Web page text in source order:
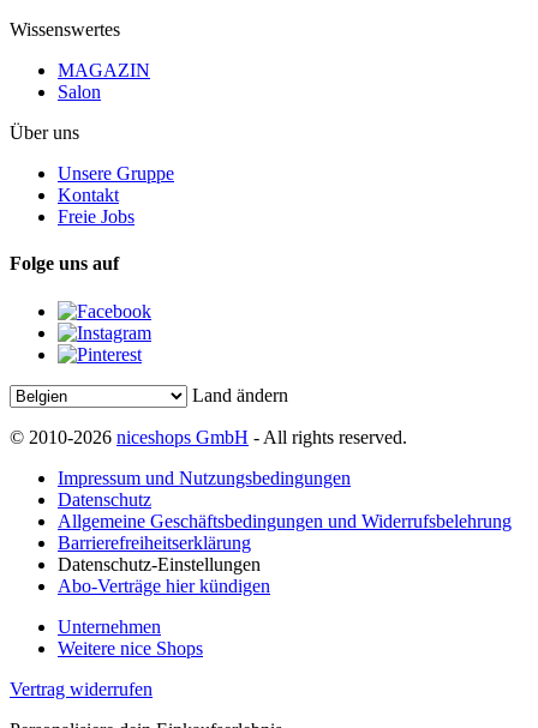
Wissenswertes
MAGAZIN
Salon
Über uns
Unsere Gruppe
Kontakt
Freie Jobs
Folge uns auf
Land ändern
© 2010-2026 niceshops GmbH - All rights reserved.
Impressum und Nutzungsbedingungen
Datenschutz
Allgemeine Geschäftsbedingungen und Widerrufsbelehrung
Barrierefreiheitserklärung
Datenschutz-Einstellungen
Abo-Verträge hier kündigen
Unternehmen
Weitere nice Shops
Vertrag widerrufen